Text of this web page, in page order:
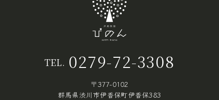
TEL. 0279-72-3308
〒377-0102
群馬県渋川市伊香保町伊香保383